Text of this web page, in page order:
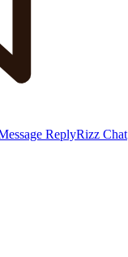
ReplyRizz Chat